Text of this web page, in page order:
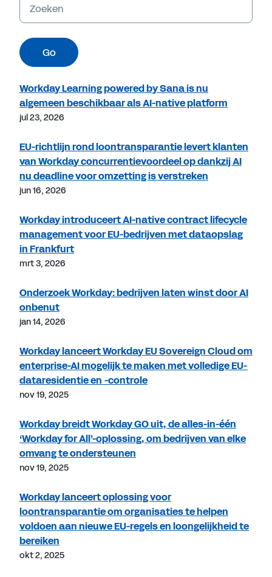
Go
Workday Learning powered by Sana is nu
algemeen beschikbaar als AI-native platform
jul 23, 2026
EU-richtlijn rond loontransparantie levert klanten
van Workday concurrentievoordeel op dankzij AI
nu deadline voor omzetting is verstreken
jun 16, 2026
Workday introduceert AI-native contract lifecycle
management voor EU-bedrijven met dataopslag
in Frankfurt
mrt 3, 2026
Onderzoek Workday: bedrijven laten winst door AI
onbenut
jan 14, 2026
Workday lanceert Workday EU Sovereign Cloud om
enterprise-AI mogelijk te maken met volledige EU-
dataresidentie en -controle
nov 19, 2025
Workday breidt Workday GO uit, de alles-in-één
‘Workday for All’-oplossing, om bedrijven van elke
omvang te ondersteunen
nov 19, 2025
Workday lanceert oplossing voor
loontransparantie om organisaties te helpen
voldoen aan nieuwe EU-regels en loongelijkheid te
bereiken
okt 2, 2025